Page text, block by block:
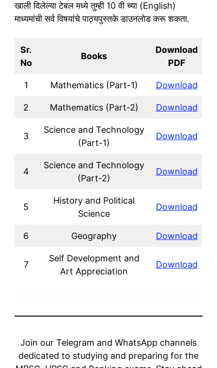
खाली दिलेल्या टेबल मध्ये तुम्ही 10 वी च्या (English)
माध्यमांची सर्व विषयांचे पाठ्यपुस्तके डाउनलोड करू शकता.
Sr.
No
Books
Download
PDF
1 Mathematics (Part-1) Download
2 Mathematics (Part-2) Download
3
Science and Technology
(Part-1)
Download
4
Science and Technology
(Part-2)
Download
5
History and Political
Science
Download
6 Geography Download
7
Self Development and
Art Appreciation
Download
Join our Telegram and WhatsApp channels
dedicated to studying and preparing for the